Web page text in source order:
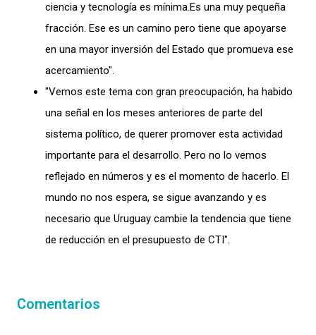
ciencia y tecnología es mínima.Es una muy pequeña
fracción. Ese es un camino pero tiene que apoyarse
en una mayor inversión del Estado que promueva ese
acercamiento".
"Vemos este tema con gran preocupación, ha habido
una señal en los meses anteriores de parte del
sistema político, de querer promover esta actividad
importante para el desarrollo. Pero no lo vemos
reflejado en números y es el momento de hacerlo. El
mundo no nos espera, se sigue avanzando y es
necesario que Uruguay cambie la tendencia que tiene
de reducción en el presupuesto de CTI".
Comentarios